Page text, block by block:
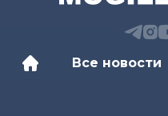
Все новости